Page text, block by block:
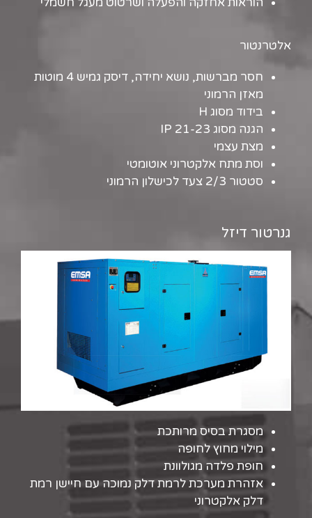
אלטרנטור
חסר מברשות, נושא יחידה, דיסק גמיש 4 מוטות
מאזן הרמוני
בידוד מסוג H
הגנה מסוג IP 21-23
מצת עצמי
וסת מתח אלקטרוני אוטומטי
סטטור 2/3 צעד לכישלון הרמוני
גנרטור דיזל
מסגרת בסיס מרותכת
מילוי מחוץ לחופה
חופת פלדה מגולוונת
אזהרת מערכת לרמת דלק נמוכה עם חיישן רמת
דלק אלקטרוני